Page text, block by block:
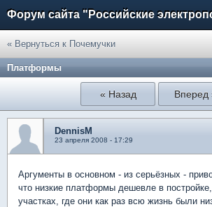
Форум сайта "Российские
« Вернуться к Почемучки
Платформы
« Назад Вперед
DennisM
23 апреля 2008 - 17:29
Аргументы в основном - из серьёзных -
что низкие платформы дешевле в
участках, где они как раз всю жизнь были